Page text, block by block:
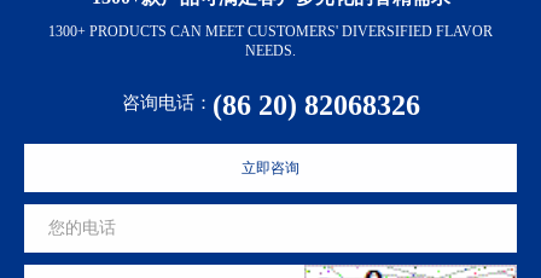
1300+ PRODUCTS CAN MEET CUSTOMERS' DIVERSIFIED FLAVOR
NEEDS.
咨询电话： (86 20) 82068326
立即咨询